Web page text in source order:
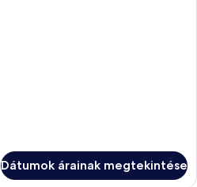
Dátumok árainak megtekintése